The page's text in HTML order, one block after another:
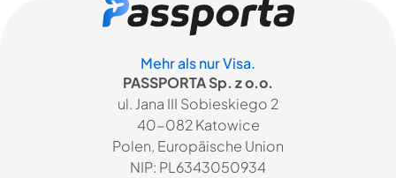
Mehr als nur Visa.
PASSPORTA Sp. z o.o.
ul. Jana III Sobieskiego 2
40-082 Katowice
Polen, Europäische Union
NIP: PL6343050934